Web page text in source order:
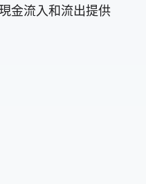
金流入和流出提供